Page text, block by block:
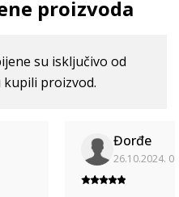
proizvoda
su isključivo od
proizvod.
Đorđe
26.10.2024.